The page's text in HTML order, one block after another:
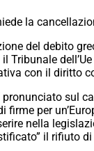
la
del debito
con il diritto
pronunciato sul
firme per
nella
il rifiuto